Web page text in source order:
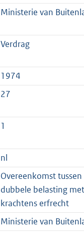
Ministerie van
Verdrag
1974
27
1
nl
Overeenkomst
dubbele belasting
krachtens erfrecht
Ministerie van